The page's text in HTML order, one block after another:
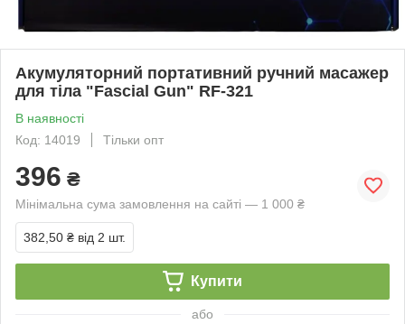
Акумуляторний портативний ручний масажер
для тіла "Fascial Gun" RF-321
В наявності
Код: 14019
Тільки опт
396 ₴
Мінімальна сума замовлення на сайті — 1 000 ₴
382,50 ₴ від 2 шт.
Купити
або